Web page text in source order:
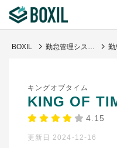
診断から探す(β版)
BOXIL 勤怠管理システムおすすめ17選 - 一覧比較表で費用・機能 | 選び方【シェアランキング】
キングオブタイム
KING OF
4.15
更新日 2024-12-16